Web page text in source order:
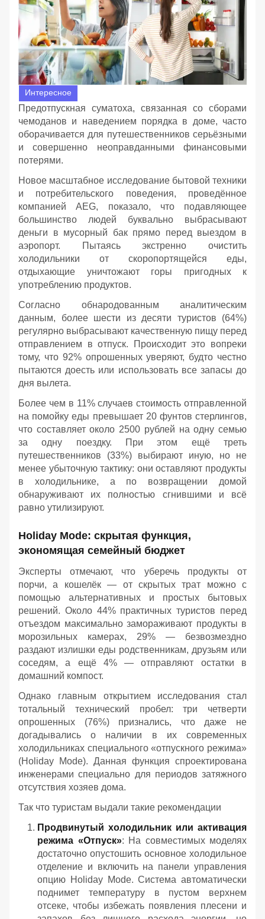
Интересное
Предотпускная суматоха, связанная со сборами
чемоданов и наведением порядка в доме, часто
оборачивается для путешественников серьёзными
и совершенно неоправданными финансовыми
потерями.
Новое масштабное исследование бытовой техники
и потребительского поведения, проведённое
компанией AEG, показало, что подавляющее
большинство людей буквально выбрасывают
деньги в мусорный бак прямо перед выездом в
аэропорт. Пытаясь экстренно очистить
холодильники от скоропортящейся еды,
отдыхающие уничтожают горы пригодных к
употреблению продуктов.
Согласно обнародованным аналитическим
данным, более шести из десяти туристов (64%)
регулярно выбрасывают качественную пищу перед
отправлением в отпуск. Происходит это вопреки
тому, что 92% опрошенных уверяют, будто честно
пытаются доесть или использовать все запасы до
дня вылета.
Более чем в 11% случаев стоимость отправленной
на помойку еды превышает 20 фунтов стерлингов,
что составляет около 2500 рублей на одну семью
за одну поездку. При этом ещё треть
путешественников (33%) выбирают иную, но не
менее убыточную тактику: они оставляют продукты
в холодильнике, а по возвращении домой
обнаруживают их полностью сгнившими и всё
равно утилизируют.
Holiday Mode: скрытая функция,
экономящая семейный бюджет
Эксперты отмечают, что уберечь продукты от
порчи, а кошелёк — от скрытых трат можно с
помощью альтернативных и простых бытовых
решений. Около 44% практичных туристов перед
отъездом максимально замораживают продукты в
морозильных камерах, 29% — безвозмездно
раздают излишки еды родственникам, друзьям или
соседям, а ещё 4% — отправляют остатки в
домашний компост.
Однако главным открытием исследования стал
тотальный технический пробел: три четверти
опрошенных (76%) признались, что даже не
догадывались о наличии в их современных
холодильниках специального «отпускного режима»
(Holiday Mode). Данная функция спроектирована
инженерами специально для периодов затяжного
отсутствия хозяев дома.
Так что туристам выдали такие рекомендации
Продвинутый холодильник или активация
режима «Отпуск»: На совместимых моделях
достаточно опустошить основное холодильное
отделение и включить на панели управления
опцию Holiday Mode. Система автоматически
поднимет температуру в пустом верхнем
отсеке, чтобы избежать появления плесени и